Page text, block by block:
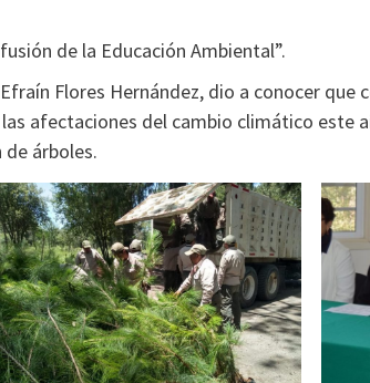
de la Educación Ambiental”.
Flores Hernández, dio a conocer
afectaciones del cambio climático este
árboles.